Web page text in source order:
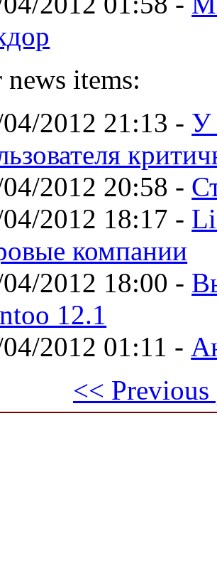
news items:
2012 21:13 - У
2012 20:58 -
2012 18:17 -
компании
2012 18:00 -
12.1
2012 01:11 -
<< Previous